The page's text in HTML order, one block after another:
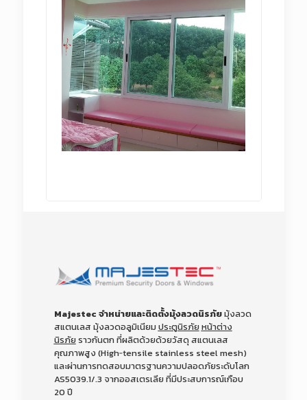
Majestec จำหน่ายและติดตั้งมุ้งลวดนิรภัยมุ้งลวด
สแตนเลส มุ้งลวดอลูมิเนียม ประตูนิรภัย หน้าต่าง
นิรภัย ราวกันตก ที่ผลิตด้วยด้วยวัสดุ สแตนเลส
คุณภาพสูง (High‑tensile stainless steel mesh)
และผ่านการทดสอบมาตรฐานความปลอดภัยระดับโลก
AS5039.1/.3 จากออสเตรเลีย ที่มีประสบการณ์เกือบ
20 ปี